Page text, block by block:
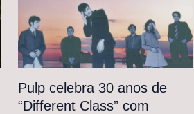
Pulp celebra 30 anos de
“Different Class” com